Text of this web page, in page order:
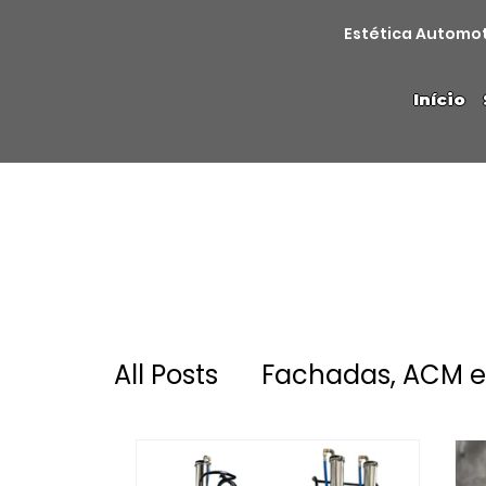
Estética
Início
All Posts Fachadas, ACM
Novidades INDUSTRIAL